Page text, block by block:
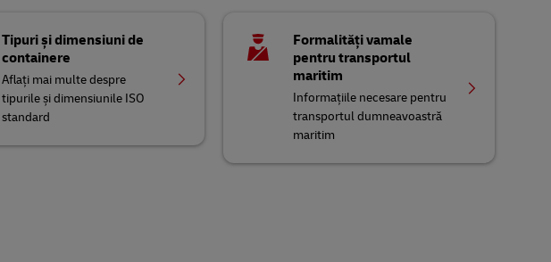
Tipuri și dimensiuni de
containere
Aflați mai multe despre
tipurile și dimensiunile ISO
standard
Formalități vamale
pentru transportul
maritim
Informațiile necesare pentru
transportul dumneavoastră
maritim